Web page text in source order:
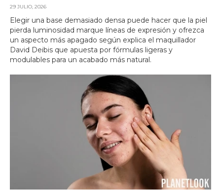
29 JULIO, 2026
Elegir una base demasiado densa puede hacer que la piel
pierda luminosidad marque líneas de expresión y ofrezca
un aspecto más apagado según explica el maquillador
David Deibis que apuesta por fórmulas ligeras y
modulables para un acabado más natural.